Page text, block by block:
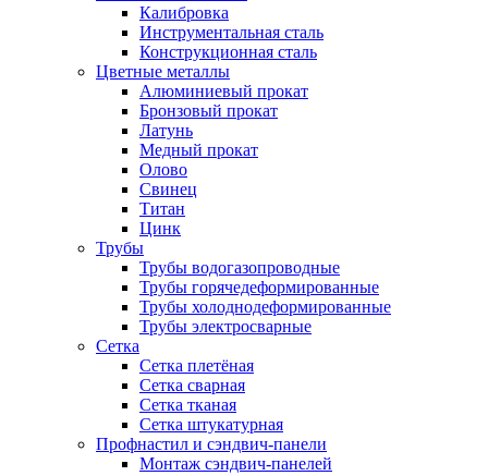
Калибровка
Инструментальная сталь
Конструкционная сталь
Цветные металлы
Алюминиевый прокат
Бронзовый прокат
Латунь
Медный прокат
Олово
Свинец
Титан
Цинк
Трубы
Трубы водогазопроводные
Трубы горячедеформированные
Трубы холоднодеформированные
Трубы электросварные
Сетка
Сетка плетёная
Сетка сварная
Сетка тканая
Сетка штукатурная
Профнастил и сэндвич-панели
Монтаж сэндвич-панелей